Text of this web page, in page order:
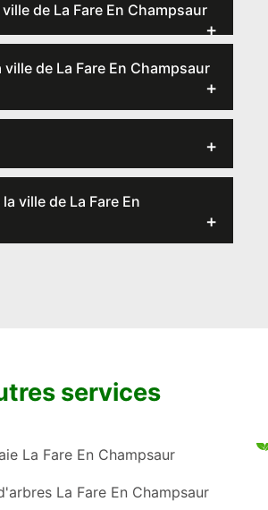
de La Fare En Champsaur
de La Fare En Champsaur
ville de La Fare En
services
La Fare En Champsaur
La Fare En Champsaur